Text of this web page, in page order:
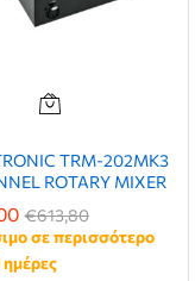
TRM-202MK3
ROTARY MIXER
€613,80
σε περισσότερο